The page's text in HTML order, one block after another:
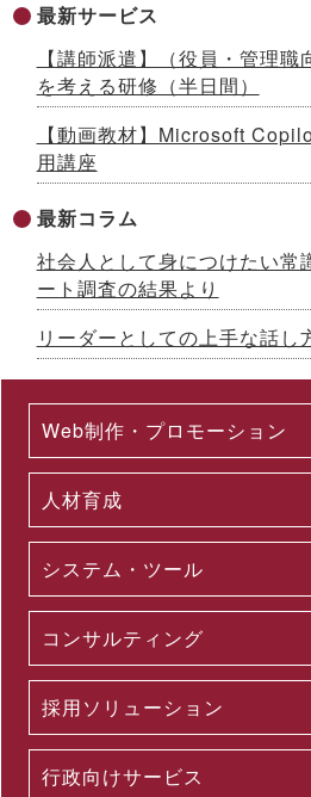
イボート）」提供開始 ～先着100社限
2026.07.13
AI時代をリードする「ネオゼネラリス
座開始
2026.07.10
「インソースグループ統合報告書
時代の成長戦略を様々な観点で解説
成果が出るまで伴走する、Forward
ト養成研修を開発 ～26年７月から公
2026.07.03
国土交通省採択の二地域居住事業に参
「白川町二地域居住促進コンソーシア
2026.07.01
2026年６月度KPI（業績指標）進捗
2026.06.12
待値の理解」を軸に、７月から新た
2026.06.08
催 ～問題意識調査結果から、日本企
2026.06.03
＜第３弾＞「AI活用を１億人に」交
～東名阪エリアの主要路線にて、教
援を力強く訴求
2026.06.01
組織変更及び人事異動に関するお知ら
2026.06.01
2026年５月度KPI（業績指標）進捗
公開講座セットプラン「上司部下ペア
最新サービス
【講師派遣】（役員・管理
を考える研修（半日間）
【動画教材】Microsoft
用講座
最新コラム
社会人として身につけたい常
ート調査の結果より
リーダーとしての上手な話し
Web制作・プロモーション
人材育成
システム・ツール
コンサルティング
採用ソリューション
行政向けサービス